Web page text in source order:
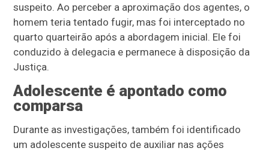
suspeito. Ao perceber a aproximação dos agentes, o
homem teria tentado fugir, mas foi interceptado no
quarto quarteirão após a abordagem inicial. Ele foi
conduzido à delegacia e permanece à disposição da
Justiça.
Adolescente é apontado como
comparsa
Durante as investigações, também foi identificado
um adolescente suspeito de auxiliar nas ações